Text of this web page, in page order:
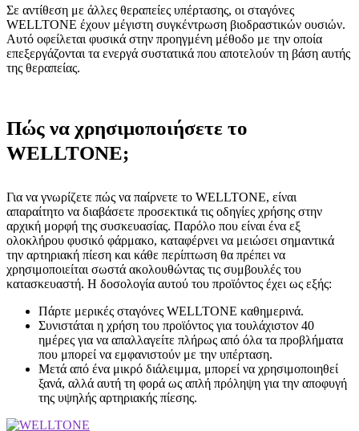
Σε αντίθεση με άλλες θεραπείες υπέρτασης, οι σταγόνες
WELLTONE έχουν μέγιστη συγκέντρωση βιοδραστικών ουσιών.
Αυτό οφείλεται φυσικά στην προηγμένη μέθοδο με την οποία
επεξεργάζονται τα ενεργά συστατικά που αποτελούν τη βάση αυτής
της θεραπείας.
Πώς να χρησιμοποιήσετε το
WELLTONE;
Για να γνωρίζετε πώς να παίρνετε το WELLTONE, είναι
απαραίτητο να διαβάσετε προσεκτικά τις οδηγίες χρήσης στην
αρχική μορφή της συσκευασίας. Παρόλο που είναι ένα εξ
ολοκλήρου φυσικό φάρμακο, καταφέρνει να μειώσει σημαντικά
την αρτηριακή πίεση και κάθε περίπτωση θα πρέπει να
χρησιμοποιείται σωστά ακολουθώντας τις συμβουλές του
κατασκευαστή. Η δοσολογία αυτού του προϊόντος έχει ως εξής:
Πάρτε μερικές σταγόνες WELLTONE καθημερινά.
Συνιστάται η χρήση του προϊόντος για τουλάχιστον 40
ημέρες για να απαλλαγείτε πλήρως από όλα τα προβλήματα
που μπορεί να εμφανιστούν με την υπέρταση.
Μετά από ένα μικρό διάλειμμα, μπορεί να χρησιμοποιηθεί
ξανά, αλλά αυτή τη φορά ως απλή πρόληψη για την αποφυγή
της υψηλής αρτηριακής πίεσης.